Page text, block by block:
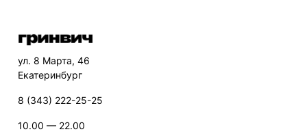
ул. 8 Марта, 46
Екатеринбург
8 (343) 222-25-25
10.00 — 22.00